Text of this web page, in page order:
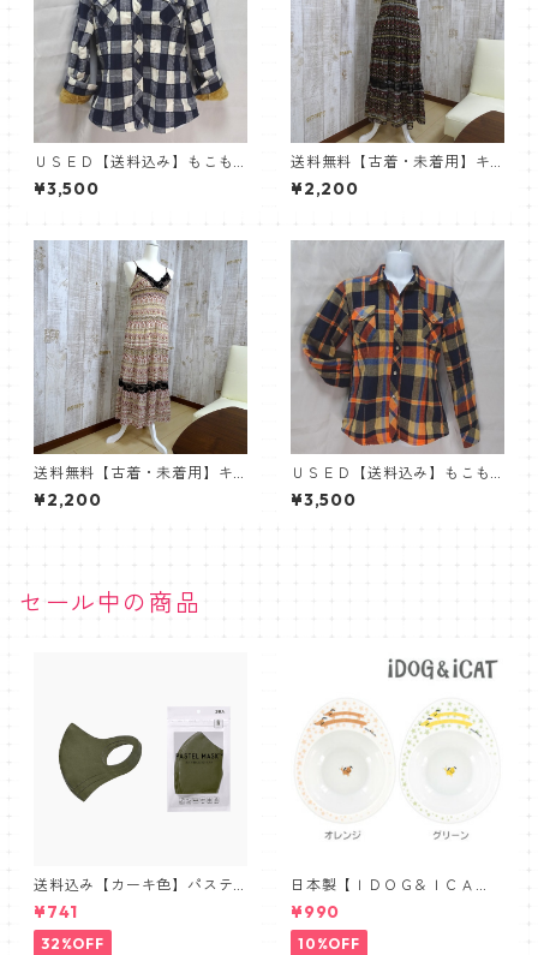
ＵＳＥＤ【送料込み】もこも
こファー使いのおしゃれシャ
ツ 防寒/厚手 あったかフェ
¥3,500
送料無料【古着・未着用】キ
ャミソールワンピース・ロン
グドレス【こげ茶系】
¥2,200
送料無料【古着・未着用】キ
ャミソールワンピース・ロン
グドレス【ピンク系】
¥2,200
ＵＳＥＤ【送料込み】もこも
こファー使いのおしゃれシャ
ツ 防寒/厚手 あったかフェ
¥3,500
セール中の商品
送料込み【カーキ色】パステ
ルマスク三層構造３D【PASTE
L MASK】抗菌防臭・肌に優し
い布マスク 3枚セット
¥741
32%OFF
日本製【ＩＤＯＧ＆ＩＣＡ
Ｔ】オリジナル ドゥーエッグ
フードボウル 星とわんこ
¥990
10%OFF